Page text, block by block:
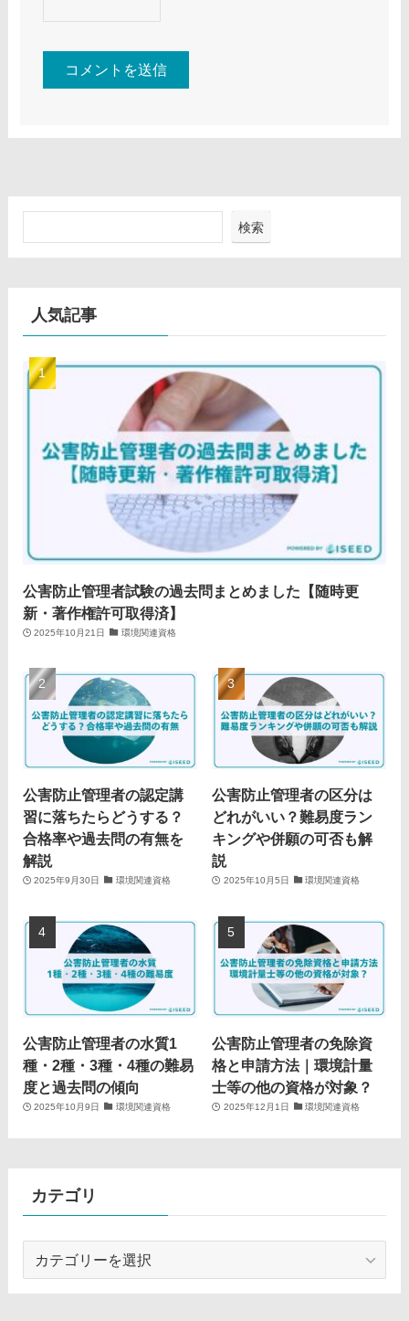
検索
人気記事
公害防止管理者試験の過去問まとめました【随時更
新・著作権許可取得済】
2025年10月21日 環境関連資格
公害防止管理者の認定講
習に落ちたらどうする？
合格率や過去問の有無を
解説
2025年9月30日 環境関連資格
公害防止管理者の区分は
どれがいい？難易度ラン
キングや併願の可否も解
説
2025年10月5日 環境関連資格
公害防止管理者の水質1
種・2種・3種・4種の難易
度と過去問の傾向
2025年10月9日 環境関連資格
公害防止管理者の免除資
格と申請方法｜環境計量
士等の他の資格が対象？
2025年12月1日 環境関連資格
カテゴリ